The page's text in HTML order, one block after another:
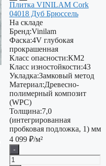
Плитка VINILAM Cork
04018 Дуб Брюссель
На складе
Бренд:Vinilam
Фаска:4V глубокая
прокрашенная
Класс опасности:КМ2
Класс изностойкости:43
Укладка:Замковый метод
Материал:Древесно-
полимерный композит
(WPC)
Толщина:7,0
(интегрированная
пробковая подложка, 1) мм
4 099 ₽/м²
-